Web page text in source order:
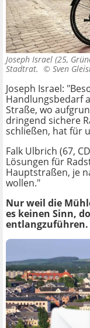
Joseph Israel (25,
Stadtrat. © Sven
Joseph Israel:
Handlungsbedarf
Straße, wo
dringend sichere
schließen, hat für
Falk Ulbrich (67,
Lösungen für
Hauptstraßen, je
wollen."
Nur weil die
es keinen Sinn,
entlangzuführen.